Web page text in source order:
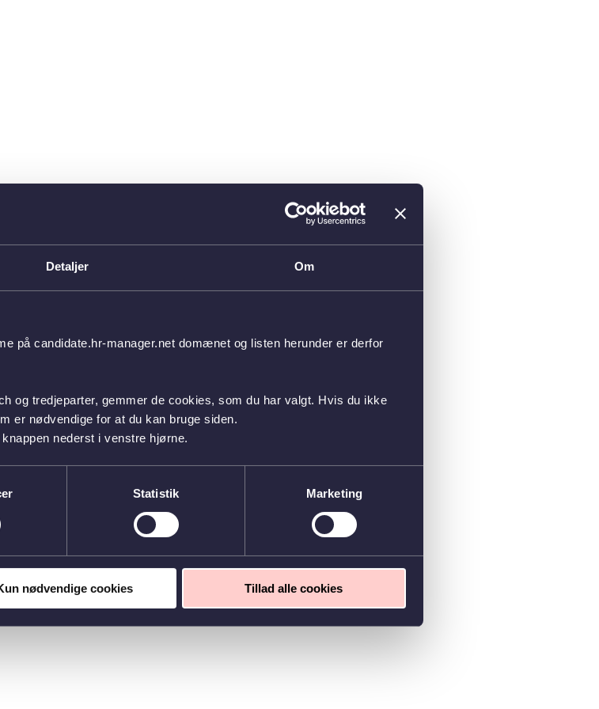
Detaljer Om
på candidate.hr-manager.net domænet og listen herunder er derfor
og tredjeparter, gemmer de cookies, som du har valgt. Hvis du ikke
er nødvendige for at du kan bruge siden.
nederst i venstre hjørne.
Statistik Marketing
nødvendige cookies Tillad alle cookies